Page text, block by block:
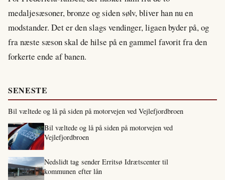
medaljesæsoner, bronze og siden sølv, bliver han nu en
modstander. Det er den slags vendinger, ligaen byder på, og
fra næste sæson skal de hilse på en gammel favorit fra den
forkerte ende af banen.
SENESTE
Bil væltede og lå på siden på motorvejen ved Vejlefjordbroen
Bil væltede og lå på siden på motorvejen ved
Vejlefjordbroen
Nedslidt tag sender Erritsø Idrætscenter til
kommunen efter lån